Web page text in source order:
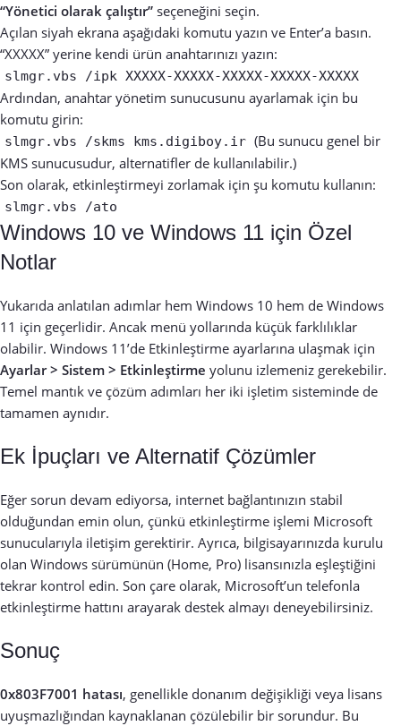
“Yönetici olarak çalıştır” seçeneğini seçin.
Açılan siyah ekrana aşağıdaki komutu yazın ve Enter’a basın.
“XXXXX” yerine kendi ürün anahtarınızı yazın:
slmgr.vbs /ipk XXXXX-XXXXX-XXXXX-XXXXX-XXXXX
Ardından, anahtar yönetim sunucusunu ayarlamak için bu
komutu girin:
slmgr.vbs /skms kms.digiboy.ir (Bu sunucu genel bir
KMS sunucusudur, alternatifler de kullanılabilir.)
Son olarak, etkinleştirmeyi zorlamak için şu komutu kullanın:
slmgr.vbs /ato
Windows 10 ve Windows 11 için Özel
Notlar
Yukarıda anlatılan adımlar hem Windows 10 hem de Windows
11 için geçerlidir. Ancak menü yollarında küçük farklılıklar
olabilir. Windows 11’de Etkinleştirme ayarlarına ulaşmak için
Ayarlar > Sistem > Etkinleştirme yolunu izlemeniz gerekebilir.
Temel mantık ve çözüm adımları her iki işletim sisteminde de
tamamen aynıdır.
Ek İpuçları ve Alternatif Çözümler
Eğer sorun devam ediyorsa, internet bağlantınızın stabil
olduğundan emin olun, çünkü etkinleştirme işlemi Microsoft
sunucularıyla iletişim gerektirir. Ayrıca, bilgisayarınızda kurulu
olan Windows sürümünün (Home, Pro) lisansınızla eşleştiğini
tekrar kontrol edin. Son çare olarak, Microsoft’un telefonla
etkinleştirme hattını arayarak destek almayı deneyebilirsiniz.
Sonuç
0x803F7001 hatası, genellikle donanım değişikliği veya lisans
uyuşmazlığından kaynaklanan çözülebilir bir sorundur. Bu